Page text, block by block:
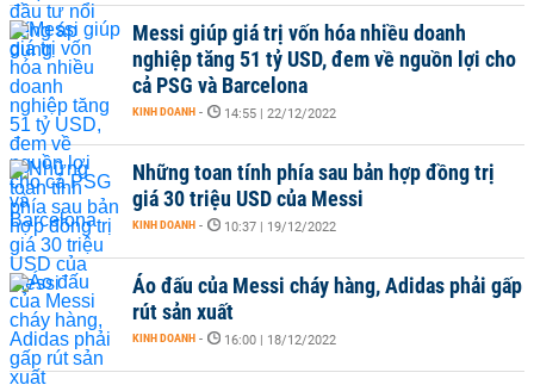
Messi giúp giá trị vốn hóa nhiều doanh
nghiệp tăng 51 tỷ USD, đem về nguồn lợi cho
cả PSG và Barcelona
KINH DOANH - 14:55 | 22/12/2022
Những toan tính phía sau bản hợp đồng trị
giá 30 triệu USD của Messi
KINH DOANH - 10:37 | 19/12/2022
Áo đấu của Messi cháy hàng, Adidas phải gấp
rút sản xuất
KINH DOANH - 16:00 | 18/12/2022